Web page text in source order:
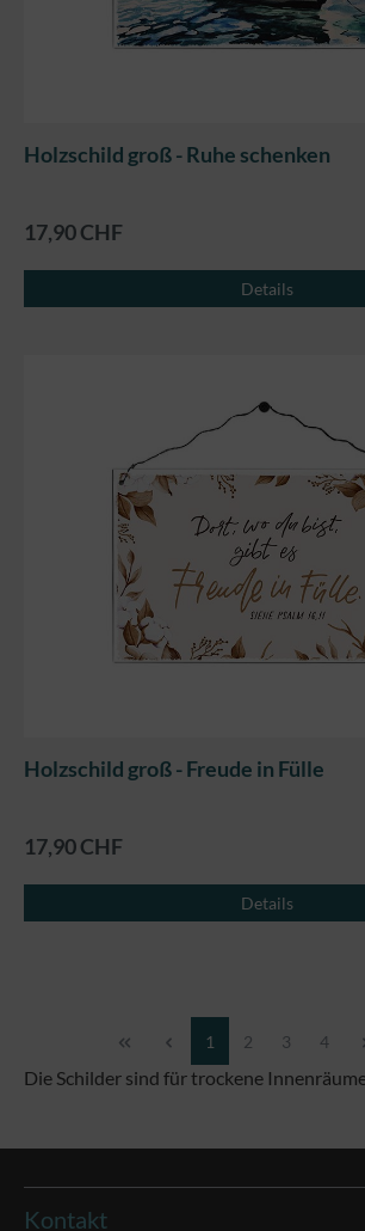
Holzschild groß - Ruhe schenken
17,90 CHF
Details
Holzschild groß - Freude in Fülle
17,90 CHF
Details
Seite
1 Seite
2 Seite
3 Seite
4
Die Schilder sind für trockene
Kontakt